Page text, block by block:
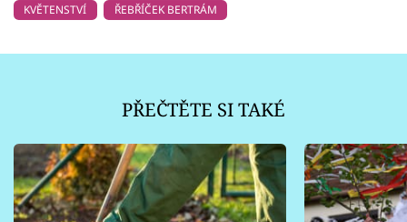
KVĚTENSTVÍ
ŘEBŘÍČEK BERTRÁM
PŘEČTĚTE SI TAKÉ